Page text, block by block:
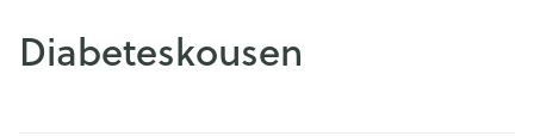
Diabeteskousen